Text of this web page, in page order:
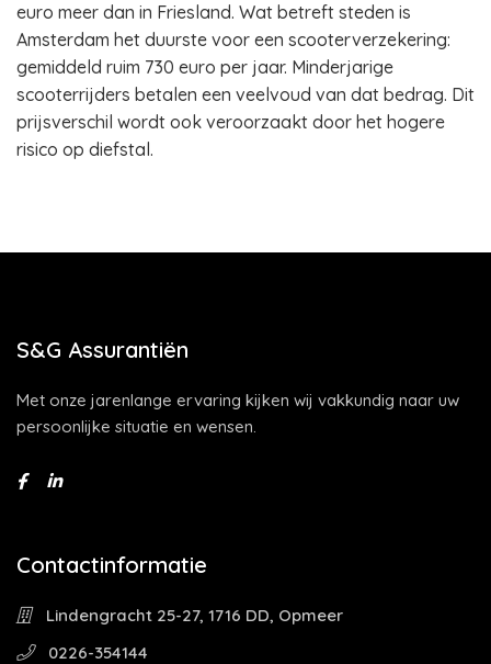
euro meer dan in Friesland. Wat betreft steden is
Amsterdam het duurste voor een scooterverzekering:
gemiddeld ruim 730 euro per jaar. Minderjarige
scooterrijders betalen een veelvoud van dat bedrag. Dit
prijsverschil wordt ook veroorzaakt door het hogere
risico op diefstal.
S&G Assurantiën
Met onze jarenlange ervaring kijken wij vakkundig naar uw
persoonlijke situatie en wensen.
Contactinformatie
Lindengracht 25-27, 1716 DD, Opmeer
0226-354144